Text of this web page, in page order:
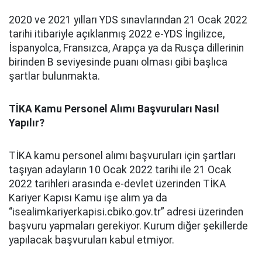
2020 ve 2021 yılları YDS sınavlarından 21 Ocak 2022
tarihi itibariyle açıklanmış 2022 e-YDS İngilizce,
İspanyolca, Fransızca, Arapça ya da Rusça dillerinin
birinden B seviyesinde puanı olması gibi başlıca
şartlar bulunmakta.
TİKA Kamu Personel Alımı Başvuruları Nasıl
Yapılır?
TİKA kamu personel alımı başvuruları için şartları
taşıyan adayların 10 Ocak 2022 tarihi ile 21 Ocak
2022 tarihleri arasında e-devlet üzerinden TİKA
Kariyer Kapısı Kamu işe alım ya da
“isealimkariyerkapisi.cbiko.gov.tr” adresi üzerinden
başvuru yapmaları gerekiyor. Kurum diğer şekillerde
yapılacak başvuruları kabul etmiyor.